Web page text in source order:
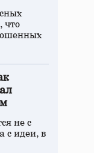
что
не с
с идеи, в